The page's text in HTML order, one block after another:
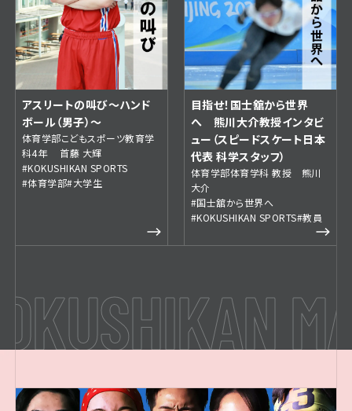
アスリートの叫び～ハンド
ボール（男子）～
体育学部こどもスポーツ教育学
科4年 首藤 大輝
#KOKUSHIKAN SPORTS
#体育学部#大学生
目指せ！国士舘から世界
へ 熊川大介教授インタビ
ュー（スピードスケート日本
代表 科学スタッフ）
体育学部体育学科 教授 熊川
大介
#国士舘から世界へ
#KOKUSHIKAN SPORTS#教員